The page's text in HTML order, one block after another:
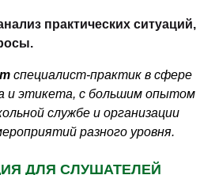
практических ситуаций,
специалист-практик в сфере
и этикета, с большим опытом
службе и организации
разного уровня.
ДЛЯ СЛУШАТЕЛЕЙ